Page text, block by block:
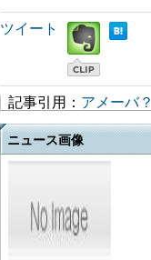
ツイート
記事引用： アメーバ？
ニュース画像